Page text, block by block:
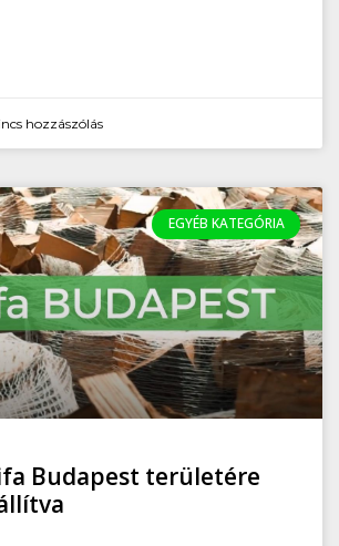
hozzászólás
EGYÉB KATEGÓRIA
Budapest területére